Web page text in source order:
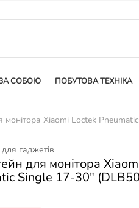
СОБОЮ ПОБУТОВА ТЕХНІКА
Xiaomi Loctek
гаджетів
для монітора
Single 17-30"